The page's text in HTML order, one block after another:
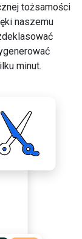
tożsamości
naszemu
minut.